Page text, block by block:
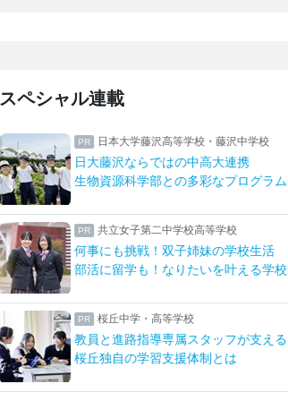
スペシャル連載
日本大学藤沢高等学校・藤沢中学校
日大藤沢ならではの中高大連携
生物資源科学部との多彩なプログラム
共立女子第二中学校高等学校
何事にも挑戦！双子姉妹の学校生活
部活に留学も！なりたいを叶える学校
桜丘中学・高等学校
教員と進路指導専属スタッフが支える
桜丘独自の学習支援体制とは